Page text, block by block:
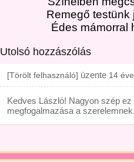
Remegő testünk
Édes mámorral
Utolsó hozzászólás
[Törölt felhasználó] üzente 14 éve
Kedves László! Nagyon szép
megfogalmazása a